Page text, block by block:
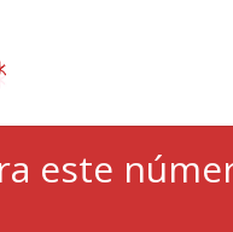
este